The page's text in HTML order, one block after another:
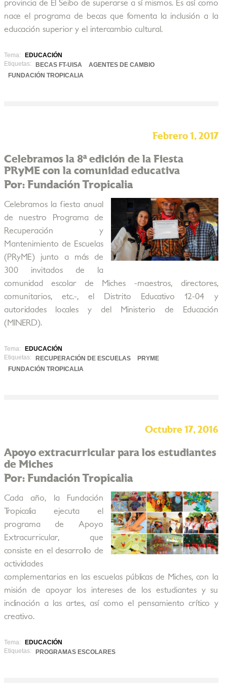
provincia de El Seibo de superarse a sí mismos. Es así como
nace el programa de becas que fomenta la inclusión a la
educación superior y el intercambio cultural.
Tema:
EDUCACIÓN
Etiquetas:
BECAS FT-UISA
AGENTES DE CAMBIO
FUNDACIÓN TROPICALIA
Febrero 1, 2017
Celebramos la 8ª edición de la Fiesta
PRyME con la comunidad educativa
Por: Fundación Tropicalia
Celebramos la fiesta anual
de nuestro Programa de
Recuperación y
Mantenimiento de Escuelas
(PRyME) junto a más de
300 invitados de la
comunidad escolar de Miches -maestros, directores,
comunitarios, etc.-, el Distrito Educativo 12-04 y
autoridades locales y del Ministerio de Educación
(MINERD).
Tema:
EDUCACIÓN
Etiquetas:
RECUPERACIÓN DE ESCUELAS
PRYME
FUNDACIÓN TROPICALIA
Octubre 17, 2016
Apoyo extracurricular para los estudiantes
de Miches
Por: Fundación Tropicalia
Cada año, la Fundación
Tropicalia ejecuta el
programa de Apoyo
Extracurricular, que
consiste en el desarrollo de
actividades
complementarias en las escuelas públicas de Miches, con la
misión de apoyar los intereses de los estudiantes y su
inclinación a las artes, así como el pensamiento crítico y
creativo.
Tema:
EDUCACIÓN
Etiquetas:
PROGRAMAS ESCOLARES